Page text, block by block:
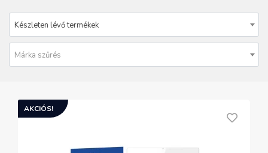
Készleten lévő termékek
Márka szűrés
AKCIÓS!